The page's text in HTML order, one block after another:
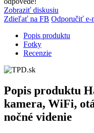
Zobraziť diskusiu
Zdieľať na FB Odporučiť e-
Popis produktu
Fotky
Recenzie
Popis produktu
kamera, WiFi,
nočné videnie